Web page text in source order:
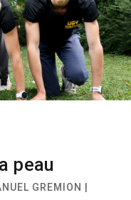
peau
GREMION |